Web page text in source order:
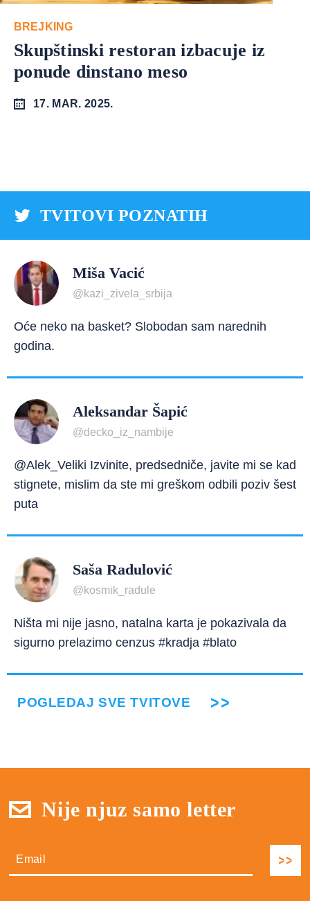
BREJKING
Skupštinski restoran izbacuje iz
ponude dinstano meso
17. MAR. 2025.
TVITOVI POZNATIH
Miša Vacić
@kazi_zivela_srbija
Oće neko na basket? Slobodan sam narednih
godina.
Aleksandar Šapić
@decko_iz_nambije
@Alek_Veliki Izvinite, predsedniče, javite mi se kad
stignete, mislim da ste mi greškom odbili poziv šest
puta
Saša Radulović
@kosmik_radule
Ništa mi nije jasno, natalna karta je pokazivala da
sigurno prelazimo cenzus #kradja #blato
POGLEDAJ SVE TVITOVE
Nije njuz samo letter